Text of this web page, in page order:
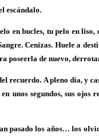
escándalo.
en bucles, tu pelo en
Cenizas. Huele a
poseerla de nuevo,
A pleno día,
unos segundos, sus
pasado los años… los